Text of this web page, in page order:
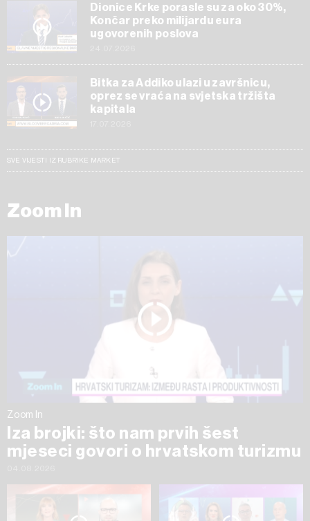
Dionice Krke porasle su za oko 30%,
Končar preko milijardu eura
ugovorenih poslova
Bitka za Addiko ulazi u završnicu,
oprez se vraća na svjetska tržišta
kapitala
SVE VIJESTI IZ RUBRIKE MARKET
Zoom In
Zoom In
Iza brojki: što nam prvih šest
mjeseci govori o hrvatskom turizmu